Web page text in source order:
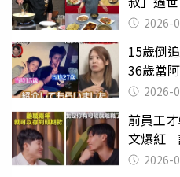
理 2026-
15歲倒
36歲當
2026-
前員工
文爆紅
2026-